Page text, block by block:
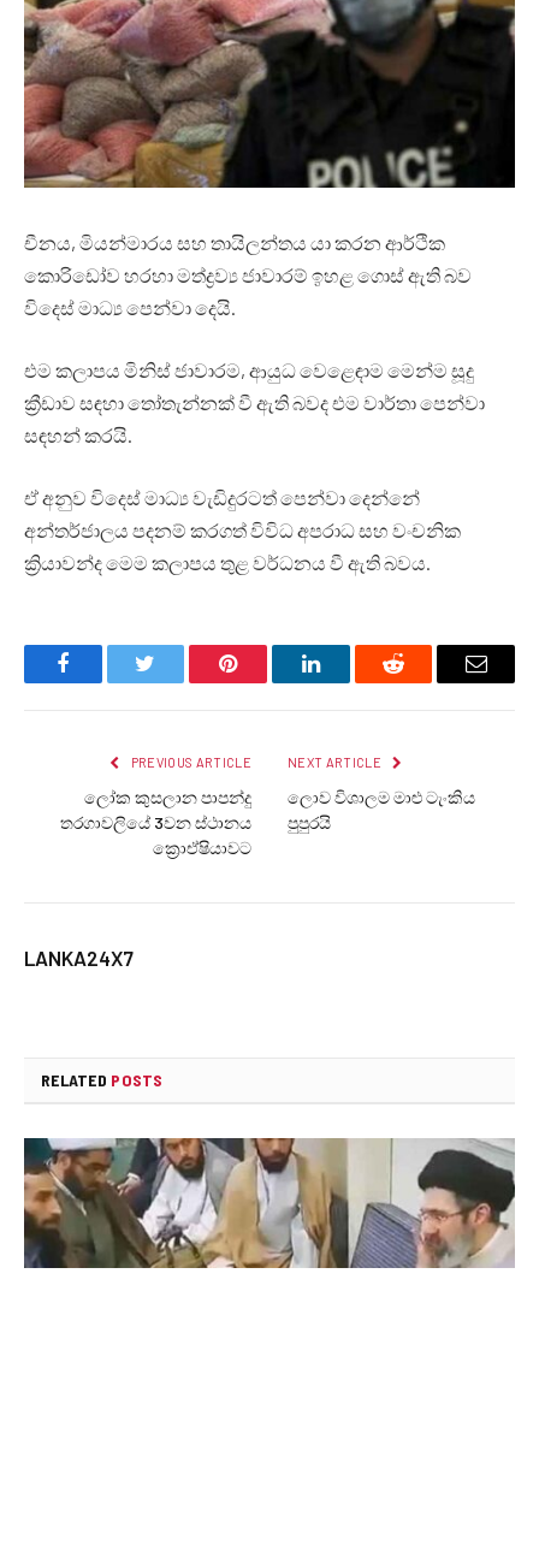
චීනය, මියන්මාරය සහ තායිලන්තය යා කරන ආර්ථික
කොරිඩෝව හරහා මත්ද්‍රව්‍ය ජාවාරම් ඉහළ ගොස් ඇති බව
විදෙස් මාධ්‍ය පෙන්වා දෙයි.
එම කලාපය මිනිස් ජාවාරම, ආයුධ වෙළෙඳාම මෙන්ම සූදු
ක්‍රීඩාව සඳහා තෝතැන්නක් වී ඇති බවද එම වාර්තා පෙන්වා
සඳහන් කරයි.
ඒ අනුව විදෙස් මාධ්‍ය වැඩිදුරටත් පෙන්වා දෙන්නේ
අන්තර්ජාලය පදනම් කරගත් විවිධ අපරාධ සහ වංචනික
ක්‍රියාවන්ද මෙම කලාපය තුළ වර්ධනය වී ඇති බවය.
FacebookTwitter Pinterest LinkedInReddit Email
PREVIOUS ARTICLE
ලෝක කුසලාන පාපන්දු
තරගාවලියේ 3වන ස්ථානය
ක්‍රොඒෂියාවට
NEXT ARTICLE
ලොව විශාලම මාළු ටැංකිය
පුපුරයි
LANKA24X7
RELATED POSTS